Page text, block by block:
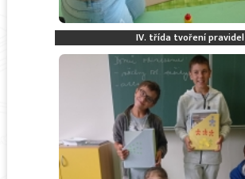
IV. třída tvoření pravidel